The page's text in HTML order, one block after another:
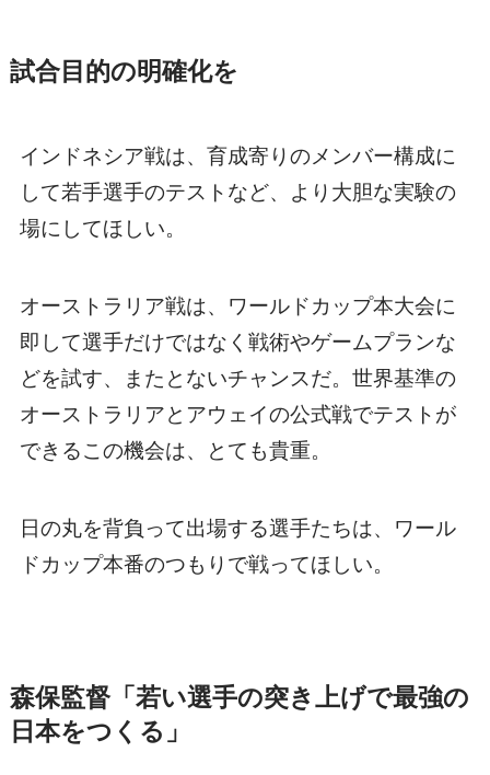
試合目的の明確化を
インドネシア戦は、育成寄りのメンバー構成に
して若手選手のテストなど、より大胆な実験の
場にしてほしい。
オーストラリア戦は、ワールドカップ本大会に
即して選手だけではなく戦術やゲームプランな
どを試す、またとないチャンスだ。世界基準の
オーストラリアとアウェイの公式戦でテストが
できるこの機会は、とても貴重。
日の丸を背負って出場する選手たちは、ワール
ドカップ本番のつもりで戦ってほしい。
森保監督「若い選手の突き上げで最強の
日本をつくる」